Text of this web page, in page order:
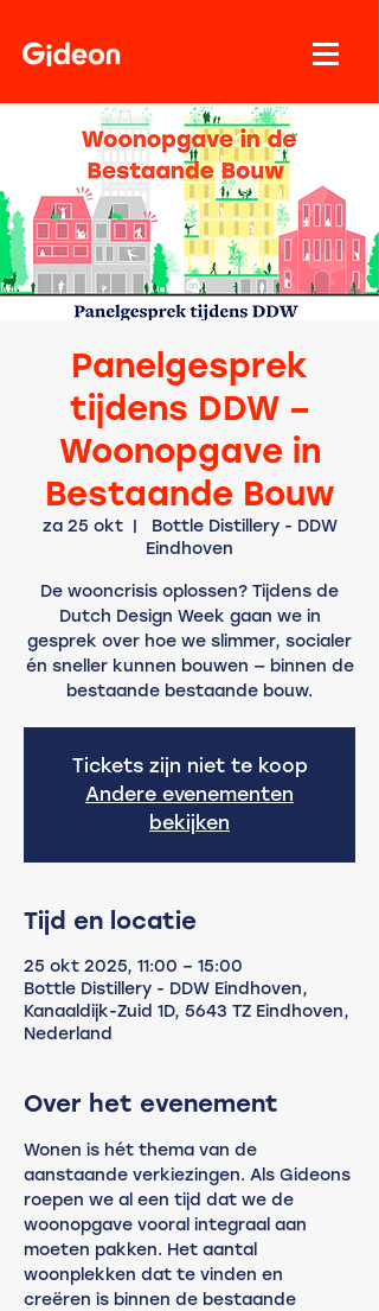
Panelgesprek
tijdens DDW –
Woonopgave in
Bestaande Bouw
za 25 okt
  |
Bottle Distillery - DDW
Eindhoven
De wooncrisis oplossen? Tijdens de
Dutch Design Week gaan we in
gesprek over hoe we slimmer, socialer
én sneller kunnen bouwen — binnen de
bestaande bestaande bouw.
Tickets zijn niet te koop
Andere evenementen
bekijken
Tijd en locatie
25 okt 2025, 11:00 – 15:00
Bottle Distillery - DDW Eindhoven,
Kanaaldijk-Zuid 1D, 5643 TZ Eindhoven,
Nederland
Over het evenement
Wonen is hét thema van de
aanstaande verkiezingen. Als Gideons
roepen we al een tijd dat we de
woonopgave vooral integraal aan
moeten pakken. Het aantal
woonplekken dat te vinden en
creëren is binnen de bestaande